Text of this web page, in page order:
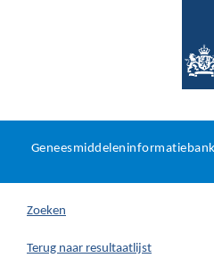
U
hier:
Geneesmiddeleninformatiebank
Zoeken
Terug naar resultaatlijst